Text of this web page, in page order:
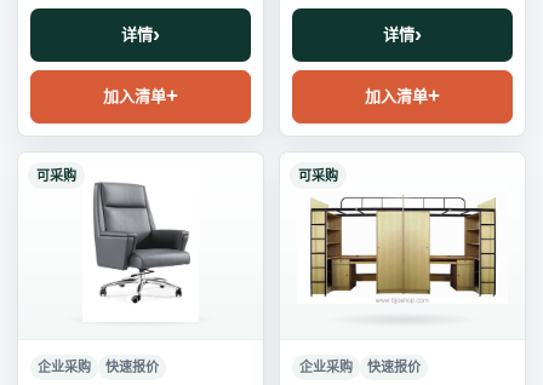
详情
加入清单
详情
加入清单
可采购
企业采购 快速报价
可采购
企业采购 快速报价